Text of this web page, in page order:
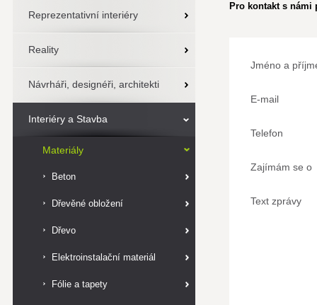
Reprezentativní interiéry
Reality
Návrháři, designéři, architekti
Interiéry a Stavba
Materiály
Beton
Dřevěné obložení
Dřevo
Elektroinstalační materiál
Fólie a tapety
Pro kontakt s
Jméno a
E-mail
Telefon
Zajímám se o
Text zprávy